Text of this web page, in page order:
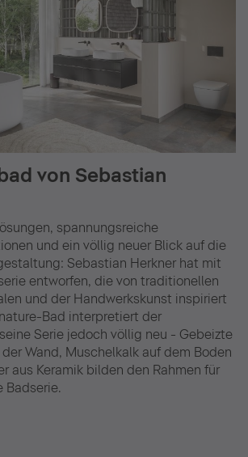
von Sebastian
spannungsreiche
und ein völlig neuer Blick auf die
Sebastian Herkner hat mit
entworfen, die von traditionellen
und der Handwerkskunst inspiriert
Bad interpretiert der
Serie jedoch völlig neu - Gebeizte
Wand, Muschelkalk auf dem Boden
aus Keramik bilden den Rahmen für
Badserie.